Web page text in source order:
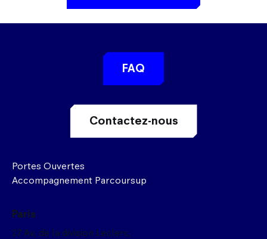
Portes Ouvertes
Accompagnement Parcoursup
FAQ
Contactez-nous
Paris
27 Av, de la division Leclerc,